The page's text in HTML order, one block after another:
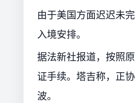
由于美国方面迟迟未
入境安排。
据法新社报道，按照
证手续。塔吉称，正
波。